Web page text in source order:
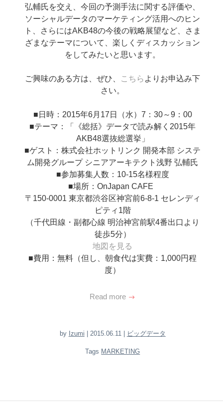
弘輔氏を交え、今回の予測手法に関する評価や、
ソーシャルデータのマーケティング活用へのヒン
ト、さらにはAKB48の今後の戦略展望など、さま
ざまなテーマについて、楽しくディスカッション
をしてみたいと思います。
ご興味のある方は、ぜひ、 こちら よりお申込み下
さい。
■日時：2015年6月17日（水）7：30～9：00
■テーマ：「《総括》データで読み解く2015年
AKB48選抜総選挙」
■ゲスト：株式会社ホットリンク 開発本部 システ
ム開発グループ シニアアーキテクト浅野 弘輔氏
■参加募集人数：10-15名様程度
■場所：OnJapan CAFE
〒150-0001 東京都渋谷区神宮前6-8-1 セレンディ
ピティ1階
（千代田線・副都心線 明治神宮前駅4番出口より
徒歩5分）
地図を見る
■費用：無料（但し、朝食代は実費：1,000円程
度）
Read more
by Izumi | 2015.06.11 | ビッグデータ
Tags MARKETING